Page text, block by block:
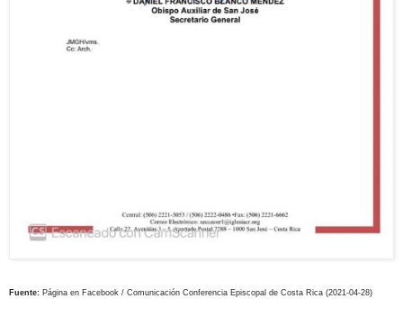
Fuente: Página en Facebook / Comunicación Conferencia Episcopal de Costa Rica (2021-04-28)